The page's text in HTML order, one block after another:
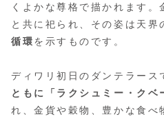
くよかな尊格で描かれます。
と共に祀られ、その姿は天界
循環を示すものです。
ディワリ初日のダンテラース
ともに「ラクシュミー・クベ
れ、金貨や穀物、豊かな食べ